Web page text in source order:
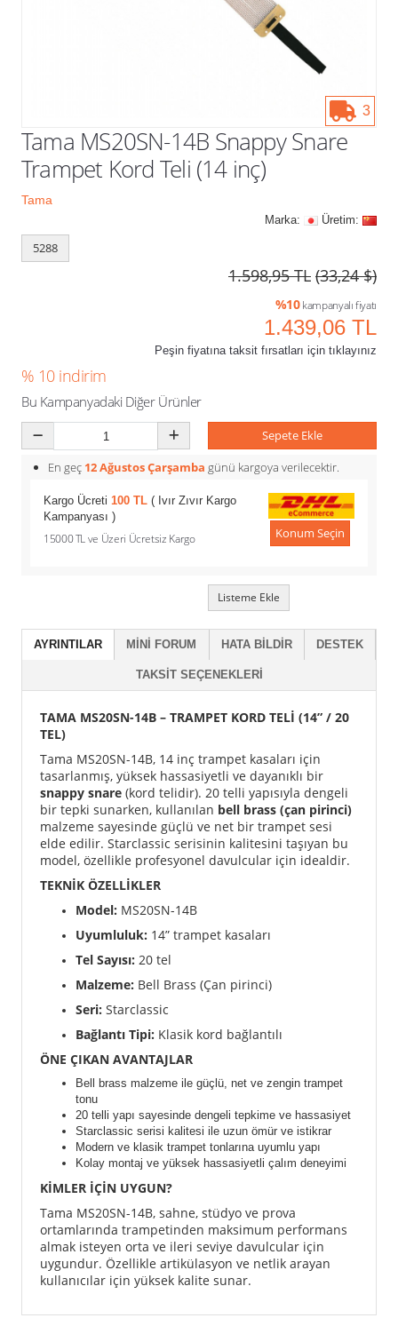
3
Tama MS20SN-14B Snappy Snare
Trampet Kord Teli (14 inç)
Tama
Marka: Üretim:
5288
1.598,95 TL (33,24 $)
%10kampanyalı fiyatı
1.439,06 TL
Peşin fiyatına taksit fırsatları için tıklayınız
% 10 indirim
Bu Kampanyadaki Diğer Ürünler
Sepete Ekle
En geç 12 Ağustos Çarşamba günü kargoya verilecektir.
Kargo Ücreti 100 TL ( Ivır Zıvır Kargo
Kampanyası )
15000 TL ve Üzeri Ücretsiz Kargo Konum Seçin
Listeme Ekle
AYRINTILAR MINI FORUM HATA BILDIR DESTEK
TAKSIT SEÇENEKLERI
TAMA MS20SN-14B – TRAMPET KORD TELİ (14” / 20
TEL)
Tama MS20SN-14B, 14 inç trampet kasaları için
tasarlanmış, yüksek hassasiyetli ve dayanıklı bir
snappy snare (kord telidir). 20 telli yapısıyla dengeli
bir tepki sunarken, kullanılan bell brass (çan pirinci)
malzeme sayesinde güçlü ve net bir trampet sesi
elde edilir. Starclassic serisinin kalitesini taşıyan bu
model, özellikle profesyonel davulcular için idealdir.
TEKNİK ÖZELLİKLER
Model: MS20SN-14B
Uyumluluk: 14” trampet kasaları
Tel Sayısı: 20 tel
Malzeme: Bell Brass (Çan pirinci)
Seri: Starclassic
Bağlantı Tipi: Klasik kord bağlantılı
ÖNE ÇIKAN AVANTAJLAR
Bell brass malzeme ile güçlü, net ve zengin trampet
tonu
20 telli yapı sayesinde dengeli tepkime ve hassasiyet
Starclassic serisi kalitesi ile uzun ömür ve istikrar
Modern ve klasik trampet tonlarına uyumlu yapı
Kolay montaj ve yüksek hassasiyetli çalım deneyimi
KİMLER İÇİN UYGUN?
Tama MS20SN-14B, sahne, stüdyo ve prova
ortamlarında trampetinden maksimum performans
almak isteyen orta ve ileri seviye davulcular için
uygundur. Özellikle artikülasyon ve netlik arayan
kullanıcılar için yüksek kalite sunar.